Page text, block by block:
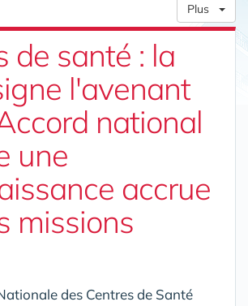
Plus
de santé : la
l'avenant
national
une
accrue
missions
des Centres de Santé